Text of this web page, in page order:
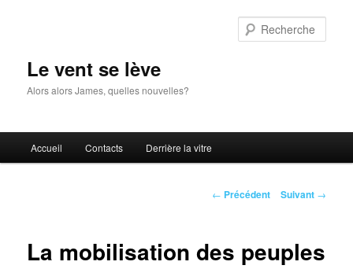
Le vent se lève
Alors alors James, quelles nouvelles?
principal
Accueil Contacts Derrière la vitre
Navigation
← Précédent Suivant →
La mobilisation des peuples